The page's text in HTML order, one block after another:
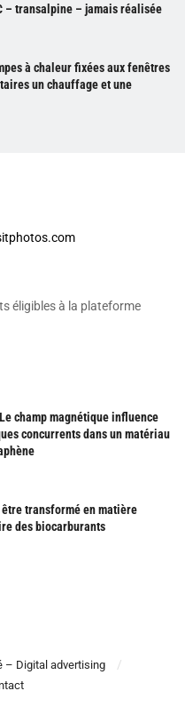
– transalpine – jamais réalisée
à chaleur fixées aux fenêtres
un chauffage et une
éligibles à la plateforme
champ magnétique influence
concurrents dans un matériau
transformé en matière
des biocarburants
– Digital advertising